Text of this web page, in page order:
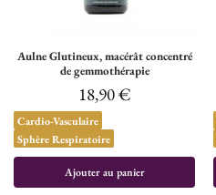
Aulne Glutineux, macérât concentré
de gemmothérapie
18,90€
Cardio-Vasculaire
Sphère Respiratoire
Ajouter au panier